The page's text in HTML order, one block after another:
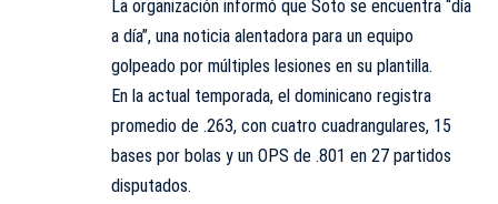
La organización informó que Soto se encuentra “día
a día”, una noticia alentadora para un equipo
golpeado por múltiples lesiones en su plantilla.
En la actual temporada, el dominicano registra
promedio de .263, con cuatro cuadrangulares, 15
bases por bolas y un OPS de .801 en 27 partidos
disputados.